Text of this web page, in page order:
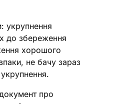
укрупнення
до збереження
хорошого
не бачу зараз
про